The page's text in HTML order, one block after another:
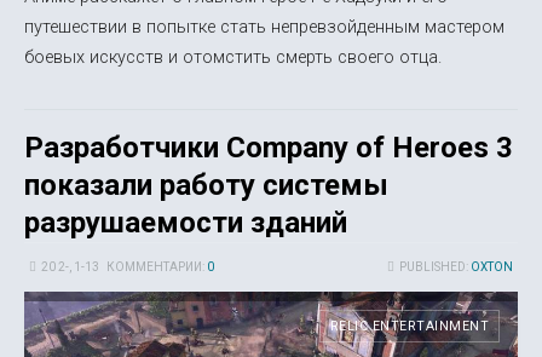
путешествии в попытке стать непревзойденным мастером
боевых искусств и отомстить смерть своего отца.
Разработчики Company of Heroes 3
показали работу системы
разрушаемости зданий
PUBLISHED: OXTON
20 2-, 1-13 КОММЕНТАРИИ: 0
RELIC ENTERTAINMENT